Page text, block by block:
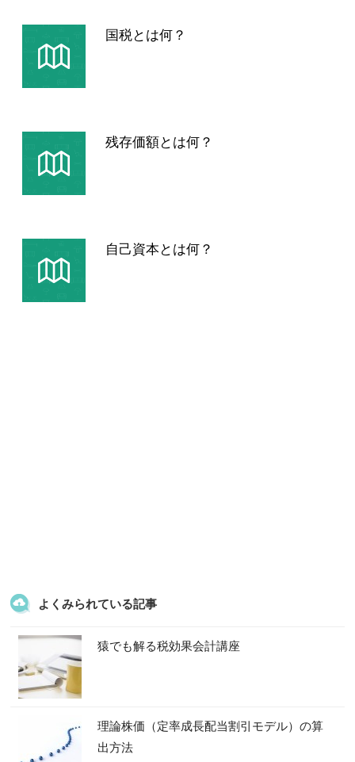
国税とは何？
残存価額とは何？
自己資本とは何？
よくみられている記事
猿でも解る税効果会計講座
理論株価（定率成長配当割引モデル）の算
出方法